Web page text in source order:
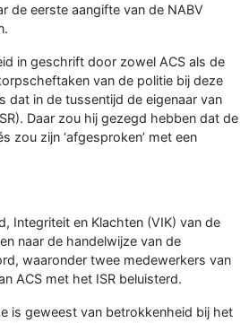
de eerste aangifte van de NABV
in geschrift door zowel ACS als de
van de politie bij deze
dat in de tussentijd de eigenaar van
Daar zou hij gezegd hebben dat de
zijn ‘afgesproken’ met een
Integriteit en Klachten (VIK) van de
naar de handelwijze van de
waaronder twee medewerkers van
ACS met het ISR beluisterd.
is geweest van betrokkenheid bij het